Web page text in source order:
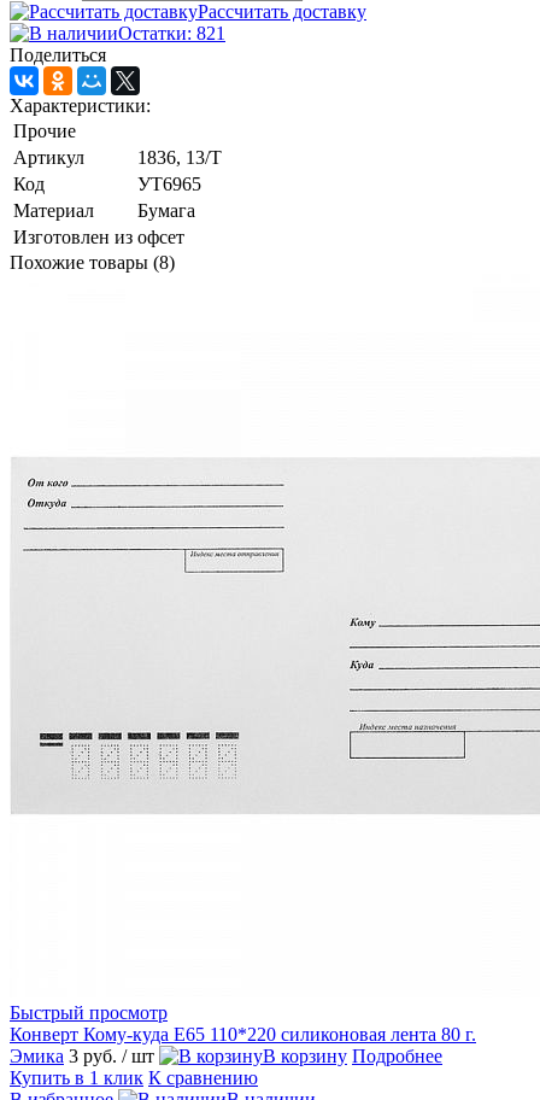
Рассчитать доставку
Остатки: 821
Поделиться
Характеристики:
Прочие
Артикул
1836, 13/Т
Код
УТ6965
Материал
Бумага
Изготовлен из офсет
Похожие товары (8)
Быстрый просмотр
Конверт Кому-куда Е65 110*220 силиконовая лента 80 г.
Эмика 3 руб. / шт В корзину Подробнее
Купить в 1 клик К сравнению